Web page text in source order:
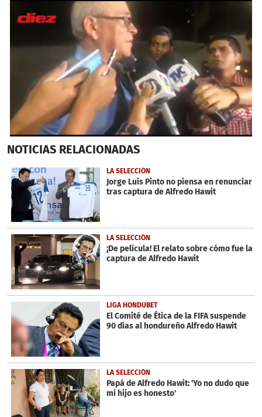
seconds
3
minutes,
3
seconds
NOTICIAS RELACIONADAS
LA SELECCIÓN
Jorge Luis Pinto no piensa en renunciar
tras captura de Alfredo Hawit
LA SELECCIÓN
¡De película! El relato sobre cómo fue la
captura de Alfredo Hawit
LIGA HONDUBET
El Comité de Ética de la FIFA suspende
90 días al hondureño Alfredo Hawit
LA SELECCIÓN
Papá de Alfredo Hawit: 'Yo no dudo que
mi hijo es honesto'